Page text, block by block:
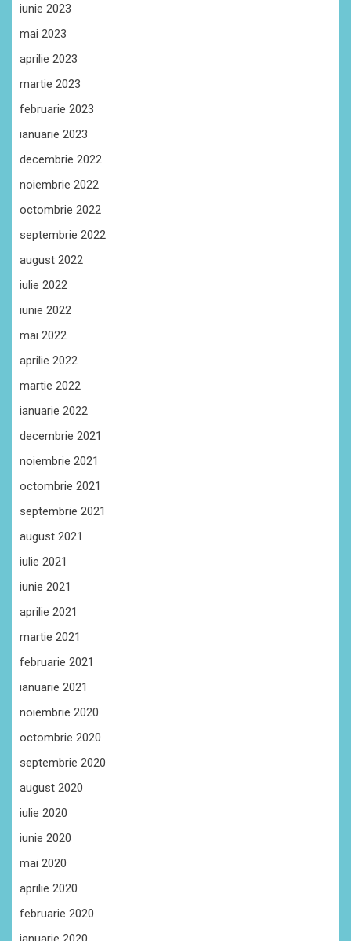
iunie 2023
mai 2023
aprilie 2023
martie 2023
februarie 2023
ianuarie 2023
decembrie 2022
noiembrie 2022
octombrie 2022
septembrie 2022
august 2022
iulie 2022
iunie 2022
mai 2022
aprilie 2022
martie 2022
ianuarie 2022
decembrie 2021
noiembrie 2021
octombrie 2021
septembrie 2021
august 2021
iulie 2021
iunie 2021
aprilie 2021
martie 2021
februarie 2021
ianuarie 2021
noiembrie 2020
octombrie 2020
septembrie 2020
august 2020
iulie 2020
iunie 2020
mai 2020
aprilie 2020
februarie 2020